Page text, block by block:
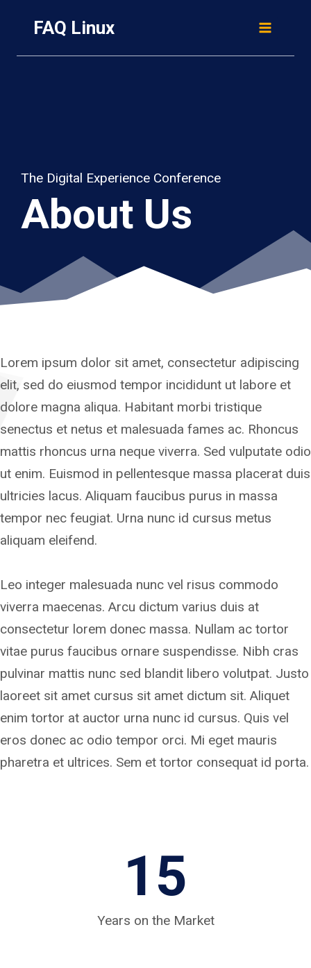
content
FAQ Linux
The Digital Experience Conference
About Us
Lorem ipsum dolor sit amet, consectetur adipiscing
elit, sed do eiusmod tempor incididunt ut labore et
dolore magna aliqua. Habitant morbi tristique
senectus et netus et malesuada fames ac. Rhoncus
mattis rhoncus urna neque viverra. Sed vulputate odio
ut enim. Euismod in pellentesque massa placerat duis
ultricies lacus. Aliquam faucibus purus in massa
tempor nec feugiat. Urna nunc id cursus metus
aliquam eleifend.
Leo integer malesuada nunc vel risus commodo
viverra maecenas. Arcu dictum varius duis at
consectetur lorem donec massa. Nullam ac tortor
vitae purus faucibus ornare suspendisse. Nibh cras
pulvinar mattis nunc sed blandit libero volutpat. Justo
laoreet sit amet cursus sit amet dictum sit. Aliquet
enim tortor at auctor urna nunc id cursus. Quis vel
eros donec ac odio tempor orci. Mi eget mauris
pharetra et ultrices. Sem et tortor consequat id porta.
15
Years on the Market